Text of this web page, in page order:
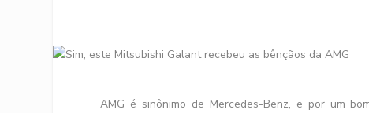
AMG é sinônimo de Mercedes-Benz, e por um